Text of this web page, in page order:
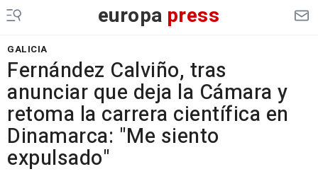
europa press
GALICIA
Fernández Calviño, tras
anunciar que deja la Cámara y
retoma la carrera científica en
Dinamarca: "Me siento
expulsado"